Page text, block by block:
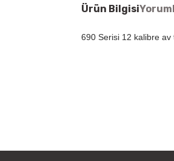
Ürün Bilgisi
690 Serisi 12 kalibre av
Ürün bilgilerinde